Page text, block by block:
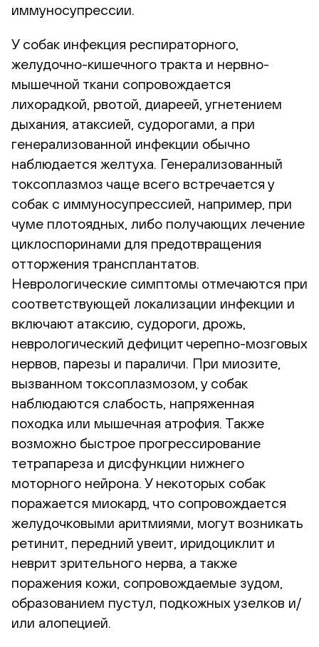
иммуносупрессии.
У собак инфекция респираторного,
желудочно-кишечного тракта и нервно-
мышечной ткани сопровождается
лихорадкой, рвотой, диареей, угнетением
дыхания, атаксией, судорогами, а при
генерализованной инфекции обычно
наблюдается желтуха. Генерализованный
токсоплазмоз чаще всего встречается у
собак с иммуносупрессией, например, при
чуме плотоядных, либо получающих лечение
циклоспоринами для предотвращения
отторжения трансплантатов.
Неврологические симптомы отмечаются при
соответствующей локализации инфекции и
включают атаксию, судороги, дрожь,
неврологический дефицит черепно-мозговых
нервов, парезы и параличи. При миозите,
вызванном токсоплазмозом, у собак
наблюдаются слабость, напряженная
походка или мышечная атрофия. Также
возможно быстрое прогрессирование
тетрапареза и дисфункции нижнего
моторного нейрона. У некоторых собак
поражается миокард, что сопровождается
желудочковыми аритмиями, могут возникать
ретинит, передний увеит, иридоциклит и
неврит зрительного нерва, а также
поражения кожи, сопровождаемые зудом,
образованием пустул, подкожных узелков и/
или алопецией.